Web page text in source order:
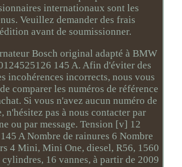
internationaux sont les
Veuillez demander des frais
avant de soumissionner.
Bosch original adapté à BMW
145 A. Afin d'éviter des
incohérences incorrects, nous vous
comparer les numéros de référence
Si vous n'avez aucun numéro de
n'hésitez pas à nous contacter par
ou par message. Tension [v] 12
A Nombre de rainures 6 Nombre
4 Mini, Mini One, diesel, R56, 1560
cylindres, 16 vannes, à partir de 2009